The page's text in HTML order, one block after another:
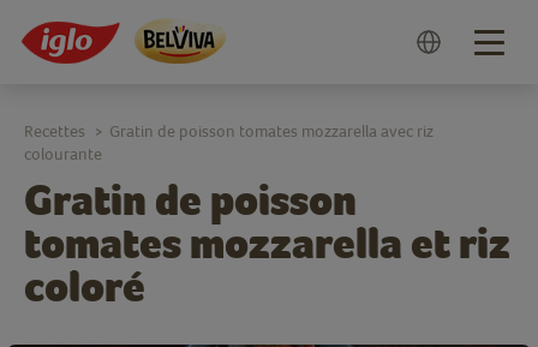
Gratin de poisson
tomates mozzarella et riz
coloré
Recettes > Gratin de poisson tomates mozzarella avec riz
colourante